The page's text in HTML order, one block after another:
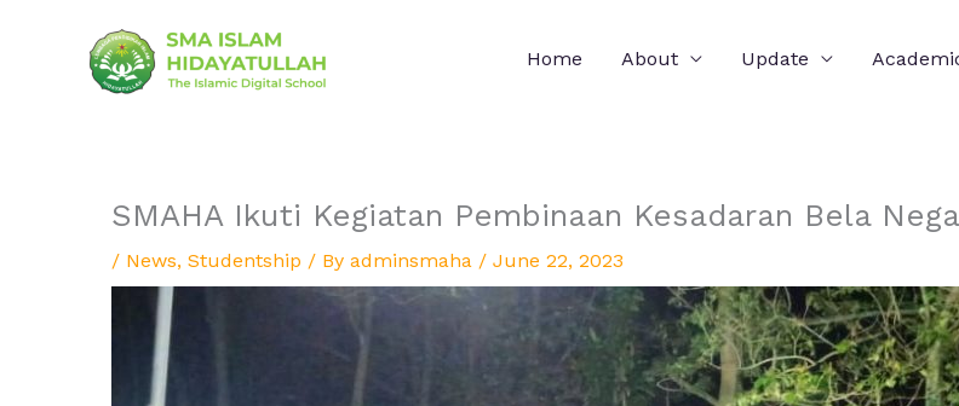
Home About Update
SMAHA Ikuti Kegiatan Pembinaan Kesadaran Bela
/ News, Studentship / By adminsmaha / June 22, 2023